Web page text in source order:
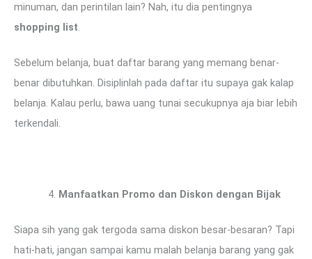
minuman, dan perintilan lain? Nah, itu dia pentingnya
shopping list.
Sebelum belanja, buat daftar barang yang memang benar-
benar dibutuhkan. Disiplinlah pada daftar itu supaya gak kalap
belanja. Kalau perlu, bawa uang tunai secukupnya aja biar lebih
terkendali.
Manfaatkan Promo dan Diskon dengan Bijak
Siapa sih yang gak tergoda sama diskon besar-besaran? Tapi
hati-hati, jangan sampai kamu malah belanja barang yang gak